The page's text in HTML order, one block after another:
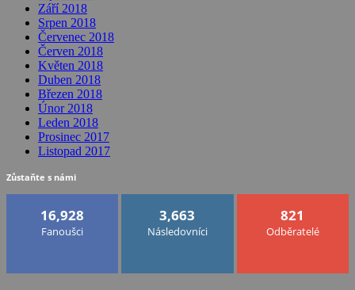
Září 2018
Srpen 2018
Červenec 2018
Červen 2018
Květen 2018
Duben 2018
Březen 2018
Únor 2018
Leden 2018
Prosinec 2017
Listopad 2017
Zůstaňte s námi
16,928
Fanoušci
3,663
Následovníci
821
Odběratelé